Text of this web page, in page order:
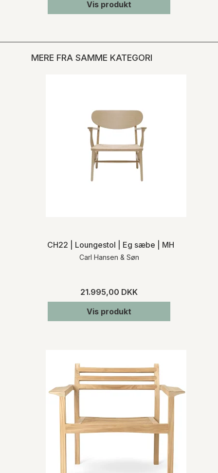
Vis produkt
MERE FRA SAMME KATEGORI
CH22 | Loungestol | Eg sæbe | MH
Carl Hansen & Søn
21.995,00 DKK
Vis produkt